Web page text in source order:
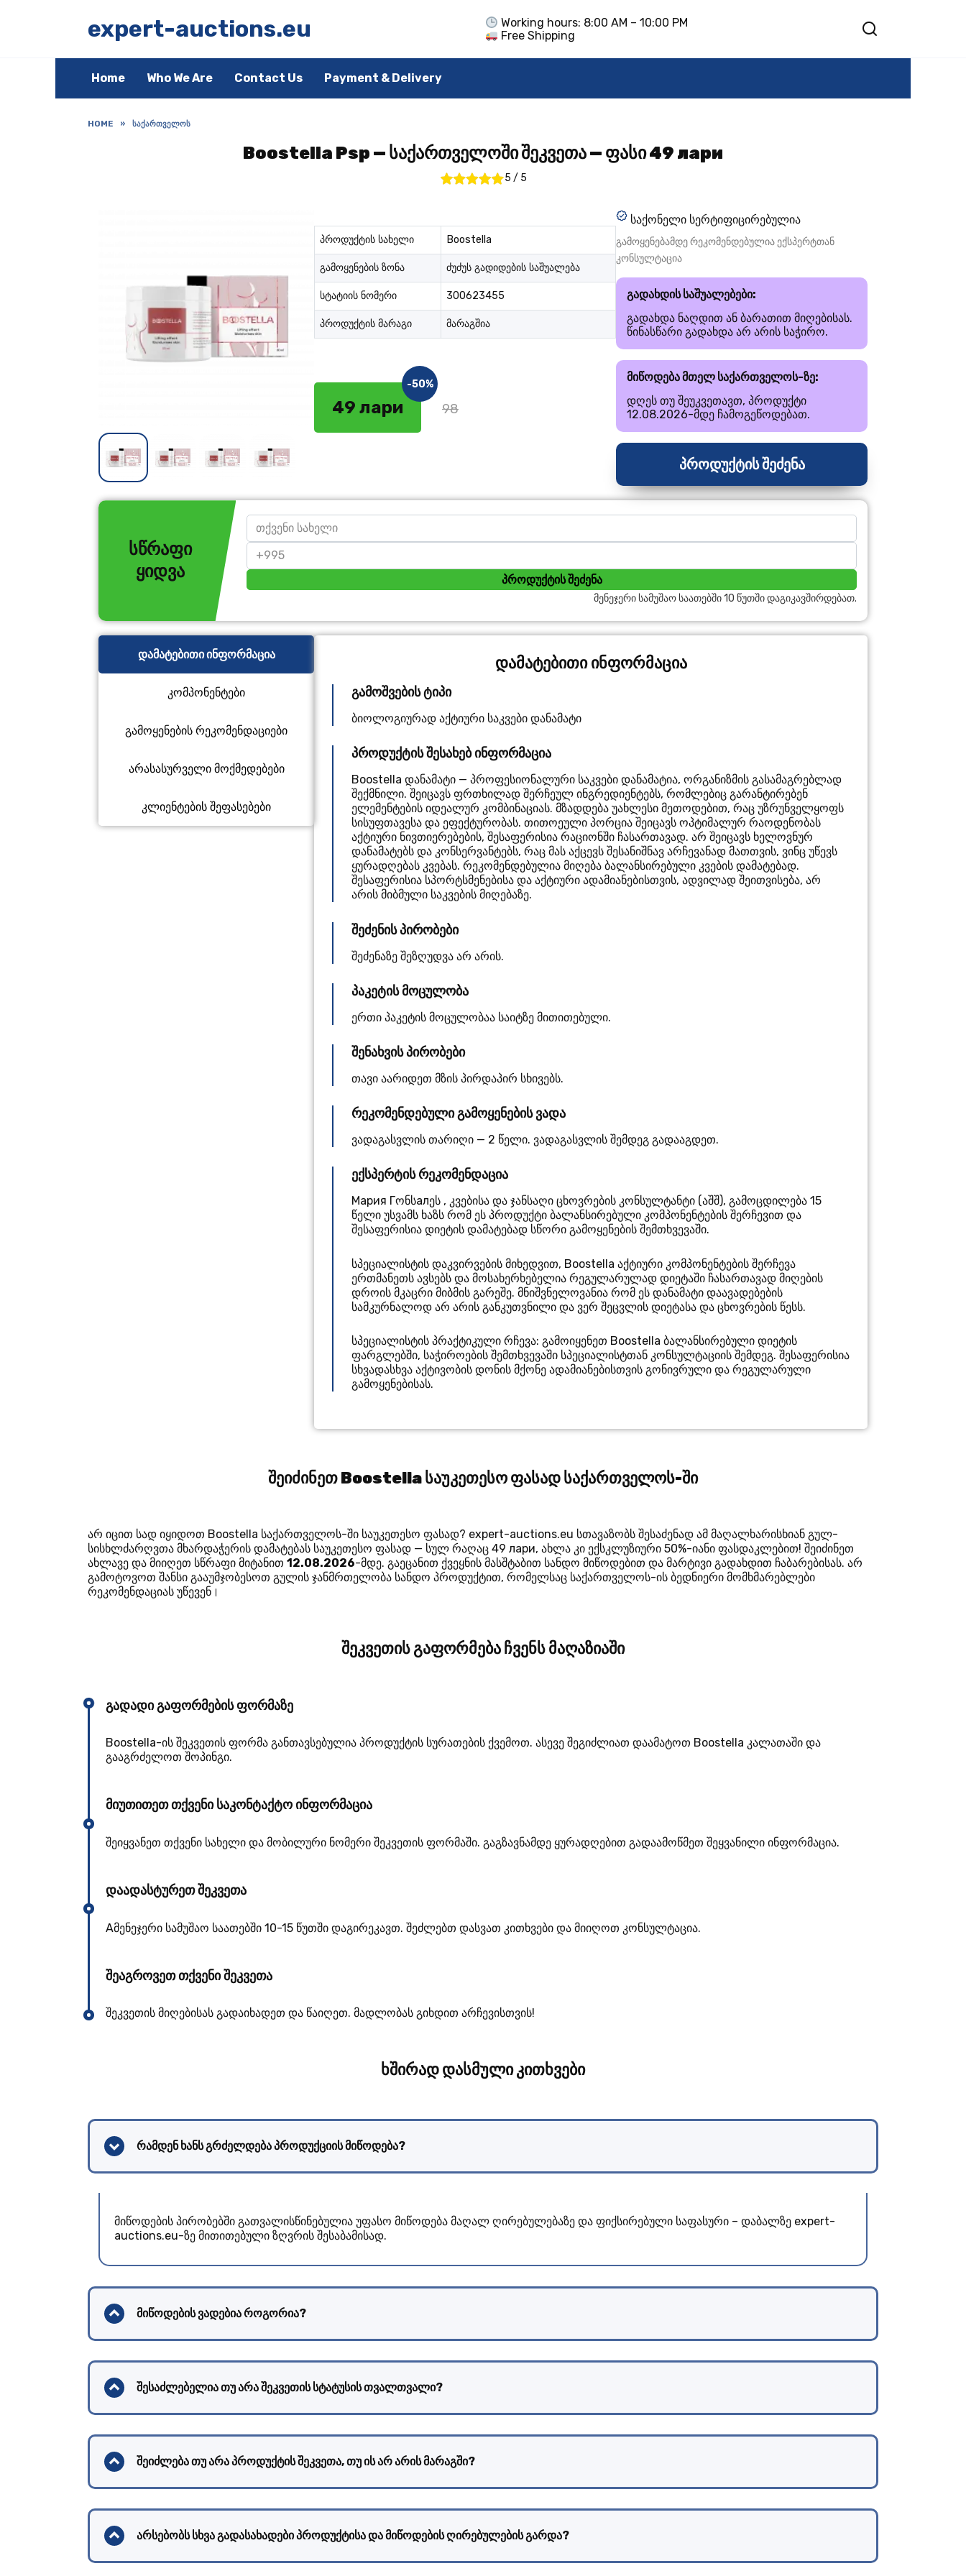
expert-auctions.eu
Working hours: 8:00 AM – 10:00 PM
Free Shipping
Home Who We Are Contact Us Payment & Delivery
HOME » ᲡᲐᲥᲐᲠᲗᲕᲔᲚᲝᲡ
Boostella Psp — საქართველოში შეკვეთა — ფასი 49 лари
5 / 5
პროდუქტის სახელი Boostella
გამოყენების ზონა ძუძუს გადიდების საშუალება
სტატიის ნომერი 300623455
პროდუქტის მარაგი მარაგშია
49 лари
-50%
98
საქონელი სერტიფიცირებულია
გამოყენებამდე რეკომენდებულია ექსპერტთან
კონსულტაცია
გადახდის საშუალებები:
გადახდა ნაღდით ან ბარათით მიღებისას.
წინასწარი გადახდა არ არის საჭირო.
მიწოდება მთელ საქართველოს-ზე:
დღეს თუ შეუკვეთავთ, პროდუქტი
12.08.2026-მდე ჩამოგეწოდებათ.
პროდუქტის შეძენა
სწრაფი
ყიდვა
პროდუქტის შეძენა
მენეჯერი სამუშაო საათებში 10 წუთში დაგიკავშირდებათ.
დამატებითი ინფორმაცია
კომპონენტები
გამოყენების რეკომენდაციები
არასასურველი მოქმედებები
კლიენტების შეფასებები
დამატებითი ინფორმაცია
გამოშვების ტიპი
ბიოლოგიურად აქტიური საკვები დანამატი
პროდუქტის შესახებ ინფორმაცია
Boostella დანამატი — პროფესიონალური საკვები დანამატია, ორგანიზმის გასამაგრებლად
შექმნილი. შეიცავს ფრთხილად შერჩეულ ინგრედიენტებს, რომლებიც გარანტირებენ
ელემენტების იდეალურ კომბინაციას. მზადდება უახლესი მეთოდებით, რაც უზრუნველყოფს
სისუფთავესა და ეფექტურობას. თითოეული პორცია შეიცავს ოპტიმალურ რაოდენობას
აქტიური ნივთიერებების, შესაფერისია რაციონში ჩასართავად. არ შეიცავს ხელოვნურ
დანამატებს და კონსერვანტებს, რაც მას აქცევს შესანიშნავ არჩევანად მათთვის, ვინც უწევს
ყურადღებას კვებას. რეკომენდებულია მიღება ბალანსირებული კვების დამატებად.
შესაფერისია სპორტსმენებისა და აქტიური ადამიანებისთვის, ადვილად შეითვისება, არ
არის მიბმული საკვების მიღებაზე.
შეძენის პირობები
შეძენაზე შეზღუდვა არ არის.
პაკეტის მოცულობა
ერთი პაკეტის მოცულობაა საიტზე მითითებული.
შენახვის პირობები
თავი აარიდეთ მზის პირდაპირ სხივებს.
რეკომენდებული გამოყენების ვადა
ვადაგასვლის თარიღი — 2 წელი. ვადაგასვლის შემდეგ გადააგდეთ.
ექსპერტის რეკომენდაცია
Мария Гონსалეს , კვებისა და ჯანსაღი ცხოვრების კონსულტანტი (აშშ), გამოცდილება 15
წელი უსვამს ხაზს რომ ეს პროდუქტი ბალანსირებული კომპონენტების შერჩევით და
შესაფერისია დიეტის დამატებად სწორი გამოყენების შემთხვევაში.
სპეციალისტის დაკვირვების მიხედვით, Boostella აქტიური კომპონენტების შერჩევა
ერთმანეთს ავსებს და მოსახერხებელია რეგულარულად დიეტაში ჩასართავად მიღების
დროის მკაცრი მიბმის გარეშე. მნიშვნელოვანია რომ ეს დანამატი დაავადებების
სამკურნალოდ არ არის განკუთვნილი და ვერ შეცვლის დიეტასა და ცხოვრების წესს.
სპეციალისტის პრაქტიკული რჩევა: გამოიყენეთ Boostella ბალანსირებული დიეტის
ფარგლებში, საჭიროების შემთხვევაში სპეციალისტთან კონსულტაციის შემდეგ. შესაფერისია
სხვადასხვა აქტივობის დონის მქონე ადამიანებისთვის გონივრული და რეგულარული
გამოყენებისას.
შეიძინეთ Boostella საუკეთესო ფასად საქართველოს-ში
არ იცით სად იყიდოთ Boostella საქართველოს-ში საუკეთესო ფასად? expert-auctions.eu სთავაზობს შესაძენად ამ მაღალხარისხიან გულ-
სისხლძარღვთა მხარდაჭერის დამატებას საუკეთესო ფასად — სულ რაღაც 49 лари, ახლა კი ექსკლუზიური 50%-იანი ფასდაკლებით! შეიძინეთ
ახლავე და მიიღეთ სწრაფი მიტანით 12.08.2026-მდე. გაეცანით ქვეყნის მასშტაბით სანდო მიწოდებით და მარტივი გადახდით ჩაბარებისას. არ
გამოტოვოთ შანსი გააუმჯობესოთ გულის ჯანმრთელობა სანდო პროდუქტით, რომელსაც საქართველოს-ის ბედნიერი მომხმარებლები
რეკომენდაციას უწევენ।
შეკვეთის გაფორმება ჩვენს მაღაზიაში
გადადი გაფორმების ფორმაზე
Boostella-ის შეკვეთის ფორმა განთავსებულია პროდუქტის სურათების ქვემოთ. ასევე შეგიძლიათ დაამატოთ Boostella კალათაში და
გააგრძელოთ შოპინგი.
მიუთითეთ თქვენი საკონტაქტო ინფორმაცია
შეიყვანეთ თქვენი სახელი და მობილური ნომერი შეკვეთის ფორმაში. გაგზავნამდე ყურადღებით გადაამოწმეთ შეყვანილი ინფორმაცია.
დაადასტურეთ შეკვეთა
Aმენეჯერი სამუშაო საათებში 10-15 წუთში დაგირეკავთ. შეძლებთ დასვათ კითხვები და მიიღოთ კონსულტაცია.
შეაგროვეთ თქვენი შეკვეთა
შეკვეთის მიღებისას გადაიხადეთ და წაიღეთ. მადლობას გიხდით არჩევისთვის!
ხშირად დასმული კითხვები
რამდენ ხანს გრძელდება პროდუქციის მიწოდება?
მიწოდების პირობებში გათვალისწინებულია უფასო მიწოდება მაღალ ღირებულებაზე და ფიქსირებული საფასური – დაბალზე expert-
auctions.eu-ზე მითითებული ზღვრის შესაბამისად.
მიწოდების ვადებია როგორია?
შესაძლებელია თუ არა შეკვეთის სტატუსის თვალთვალი?
შეიძლება თუ არა პროდუქტის შეკვეთა, თუ ის არ არის მარაგში?
არსებობს სხვა გადასახადები პროდუქტისა და მიწოდების ღირებულების გარდა?